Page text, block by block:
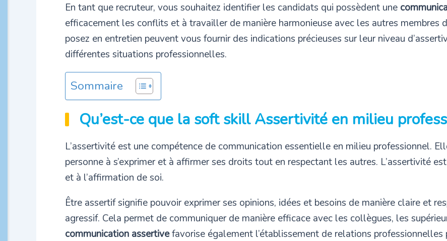
En tant que recruteur, vous souhaitez identifier les candidats qui possèdent une
efficacement les conflits et à travailler de manière harmonieuse avec les autres membres
posez en entretien peuvent vous fournir des indications précieuses sur leur niveau
différentes situations professionnelles.
Sommaire
Qu’est-ce que la soft skill Assertivité en milieu
L’assertivité est une compétence de communication essentielle en milieu professionnel.
personne à s’exprimer et à affirmer ses droits tout en respectant les autres. L’assertivité
et à l’affirmation de soi.
Être assertif signifie pouvoir exprimer ses opinions, idées et besoins de manière claire et
agressif. Cela permet de communiquer de manière efficace avec les collègues, les
communication assertivefavorise également l’établissement de relations professionnelles